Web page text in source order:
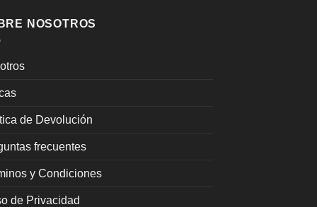
NOSOTROS
de Devolución
frecuentes
y Condiciones
de Privacidad